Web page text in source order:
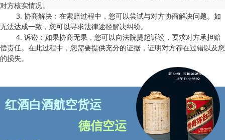
红酒白酒航空货运
德信空运
对方核实情况。
3. 协商解决：在索赔过程中，您可以尝试与对方协商解决问题。如
无法达成一致，您可以寻求法律途径解决纠纷。
4. 诉讼：如果协商无果，您可以向法院提起诉讼，要求对方承担赔
偿责任。在此过程中，您需要提供充分的证据，证明对方存在过错以及您
的损失。